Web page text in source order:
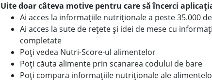
Uite doar câteva motive pentru care să încerci
Ai acces la informațiile nutriționale a peste 35.000
Ai acces la sute de rețete și idei de mese cu
completate
Poți vedea Nutri-Score-ul alimentelor
Poți căuta alimente prin scanarea codului de bare
Poți compara informațiile nutriționale ale